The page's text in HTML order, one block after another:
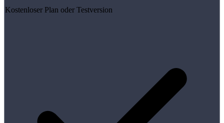
Kostenloser Plan oder Testversion